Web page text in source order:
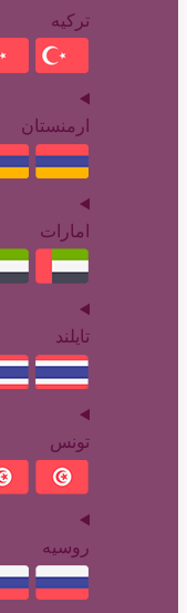
ترکیه
ارمنستان
امارات
تایلند
تونس
روسیه